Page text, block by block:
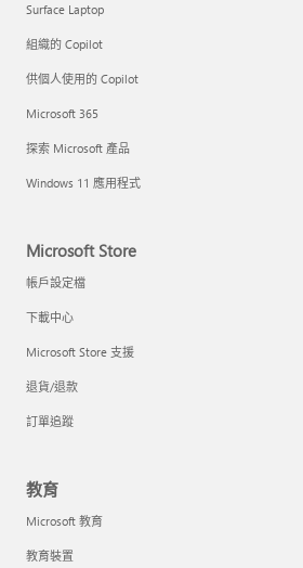
Surface Laptop
組織的 Copilot
供個人使用的 Copilot
Microsoft 365
探索 Microsoft 產品
Windows 11 應用程式
Microsoft Store
帳戶設定檔
下載中心
Microsoft Store 支援
退貨/退款
訂單追蹤
教育
Microsoft 教育
教育裝置